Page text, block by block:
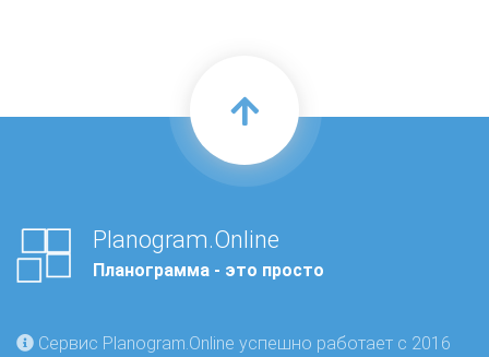
Planogram.Online
Планограмма - это просто
Сервис Planogram.Online успешно работает с 2016